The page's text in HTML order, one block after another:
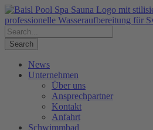
News
Unternehmen
Über uns
Ansprechpartner
Kontakt
Anfahrt
Schwimmbad